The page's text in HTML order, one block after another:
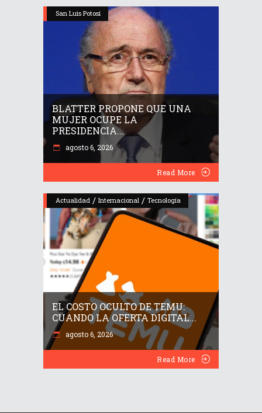
San Luis Potosí
BLATTER PROPONE QUE UNA
MUJER OCUPE LA
PRESIDENCIA...
agosto 6, 2026
Read More
Actualidad / Internacional / Tecnología
EL COSTO OCULTO DE TEMU:
CUANDO LA OFERTA DIGITAL...
agosto 6, 2026
Read More